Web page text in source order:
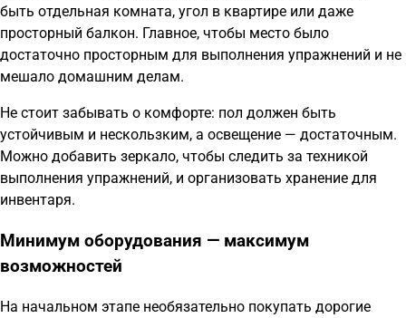
быть отдельная комната, угол в квартире или даже
просторный балкон. Главное, чтобы место было
достаточно просторным для выполнения упражнений и не
мешало домашним делам.
Не стоит забывать о комфорте: пол должен быть
устойчивым и нескользким, а освещение — достаточным.
Можно добавить зеркало, чтобы следить за техникой
выполнения упражнений, и организовать хранение для
инвентаря.
Минимум оборудования — максимум
возможностей
На начальном этапе необязательно покупать дорогие